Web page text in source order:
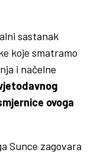
sastanak
koje smatramo
i načelne
ovoga
Sunce zagovara